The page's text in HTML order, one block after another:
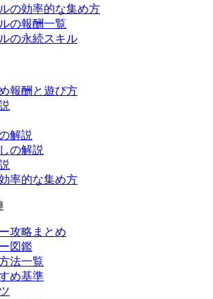
の効率的な集め方
の報酬一覧
の永続スキル
報酬と遊び方
解説
の解説
率的な集め方
攻略まとめ
図鑑
法一覧
め基準